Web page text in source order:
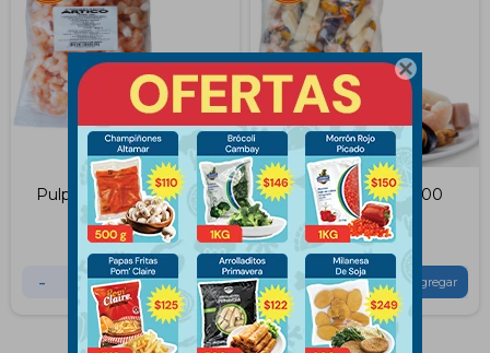

Pulpa de Camaron 1 KG
529 $ 593
- +
Mix de Mariscos 500
Gramos
$ 179 $ 219
- +